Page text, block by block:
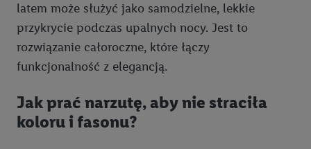
latem może służyć jako samodzielne, lekkie
przykrycie podczas upalnych nocy. Jest to
rozwiązanie całoroczne, które łączy
funkcjonalność z elegancją.
Jak prać narzutę, aby nie straciła
koloru i fasonu?